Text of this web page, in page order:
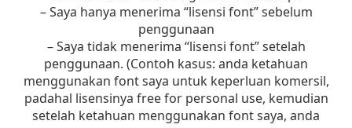
– Saya hanya menerima “lisensi font” sebelum
penggunaan
– Saya tidak menerima “lisensi font” setelah
penggunaan. (Contoh kasus: anda ketahuan
menggunakan font saya untuk keperluan komersil,
padahal lisensinya free for personal use, kemudian
setelah ketahuan menggunakan font saya, anda